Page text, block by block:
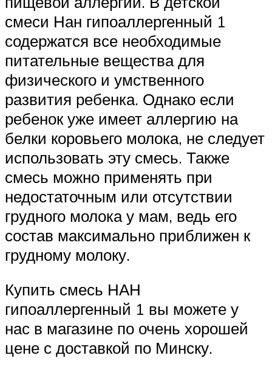
смеси Нан гипоаллергенный 1
содержатся все необходимые
питательные вещества для
физического и умственного
развития ребенка. Однако если
ребенок уже имеет аллергию на
белки коровьего молока, не следует
использовать эту смесь. Также
смесь можно применять при
недостаточным или отсутствии
грудного молока у мам, ведь его
состав максимально приближен к
грудному молоку.
Купить смесь НАН
гипоаллергенный 1 вы можете у
нас в магазине по очень хорошей
цене с доставкой по Минску.